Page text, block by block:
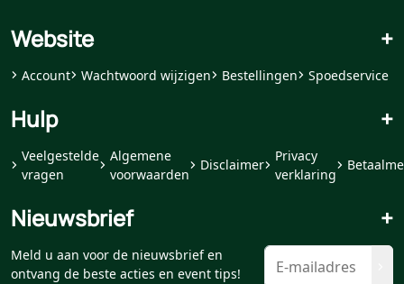
Website +
Account Wachtwoord wijzigen Bestellingen Spoedservice
Hulp +
Veelgestelde
vragen
Algemene
voorwaarden
Disclaimer
Privacy
verklaring
Nieuwsbrief +
Meld u aan voor de nieuwsbrief en
ontvang de beste acties en event tips!